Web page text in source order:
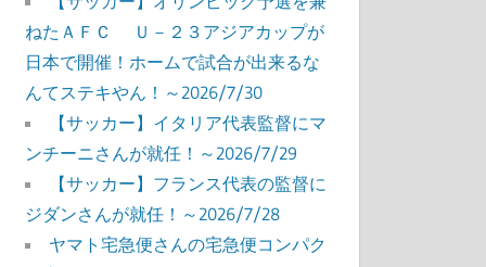
ねたＡＦＣ Ｕ－２３アジアカップが
日本で開催！ホームで試合が出来るな
んてステキやん！～2026/7/30
【サッカー】イタリア代表監督にマ
ンチーニさんが就任！～2026/7/29
【サッカー】フランス代表の監督に
ジダンさんが就任！～2026/7/28
ヤマト宅急便さんの宅急便コンパク